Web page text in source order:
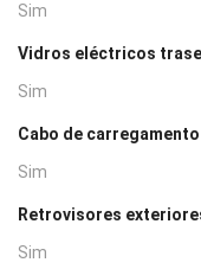
Sim
Vidros eléctricos
Sim
Cabo de carregamento
Sim
Retrovisores
Sim